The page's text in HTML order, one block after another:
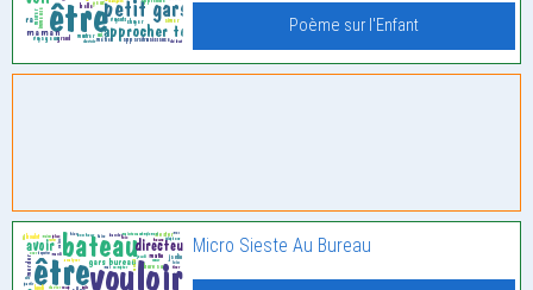
Poème sur l'Enfant
Micro Sieste Au Bureau